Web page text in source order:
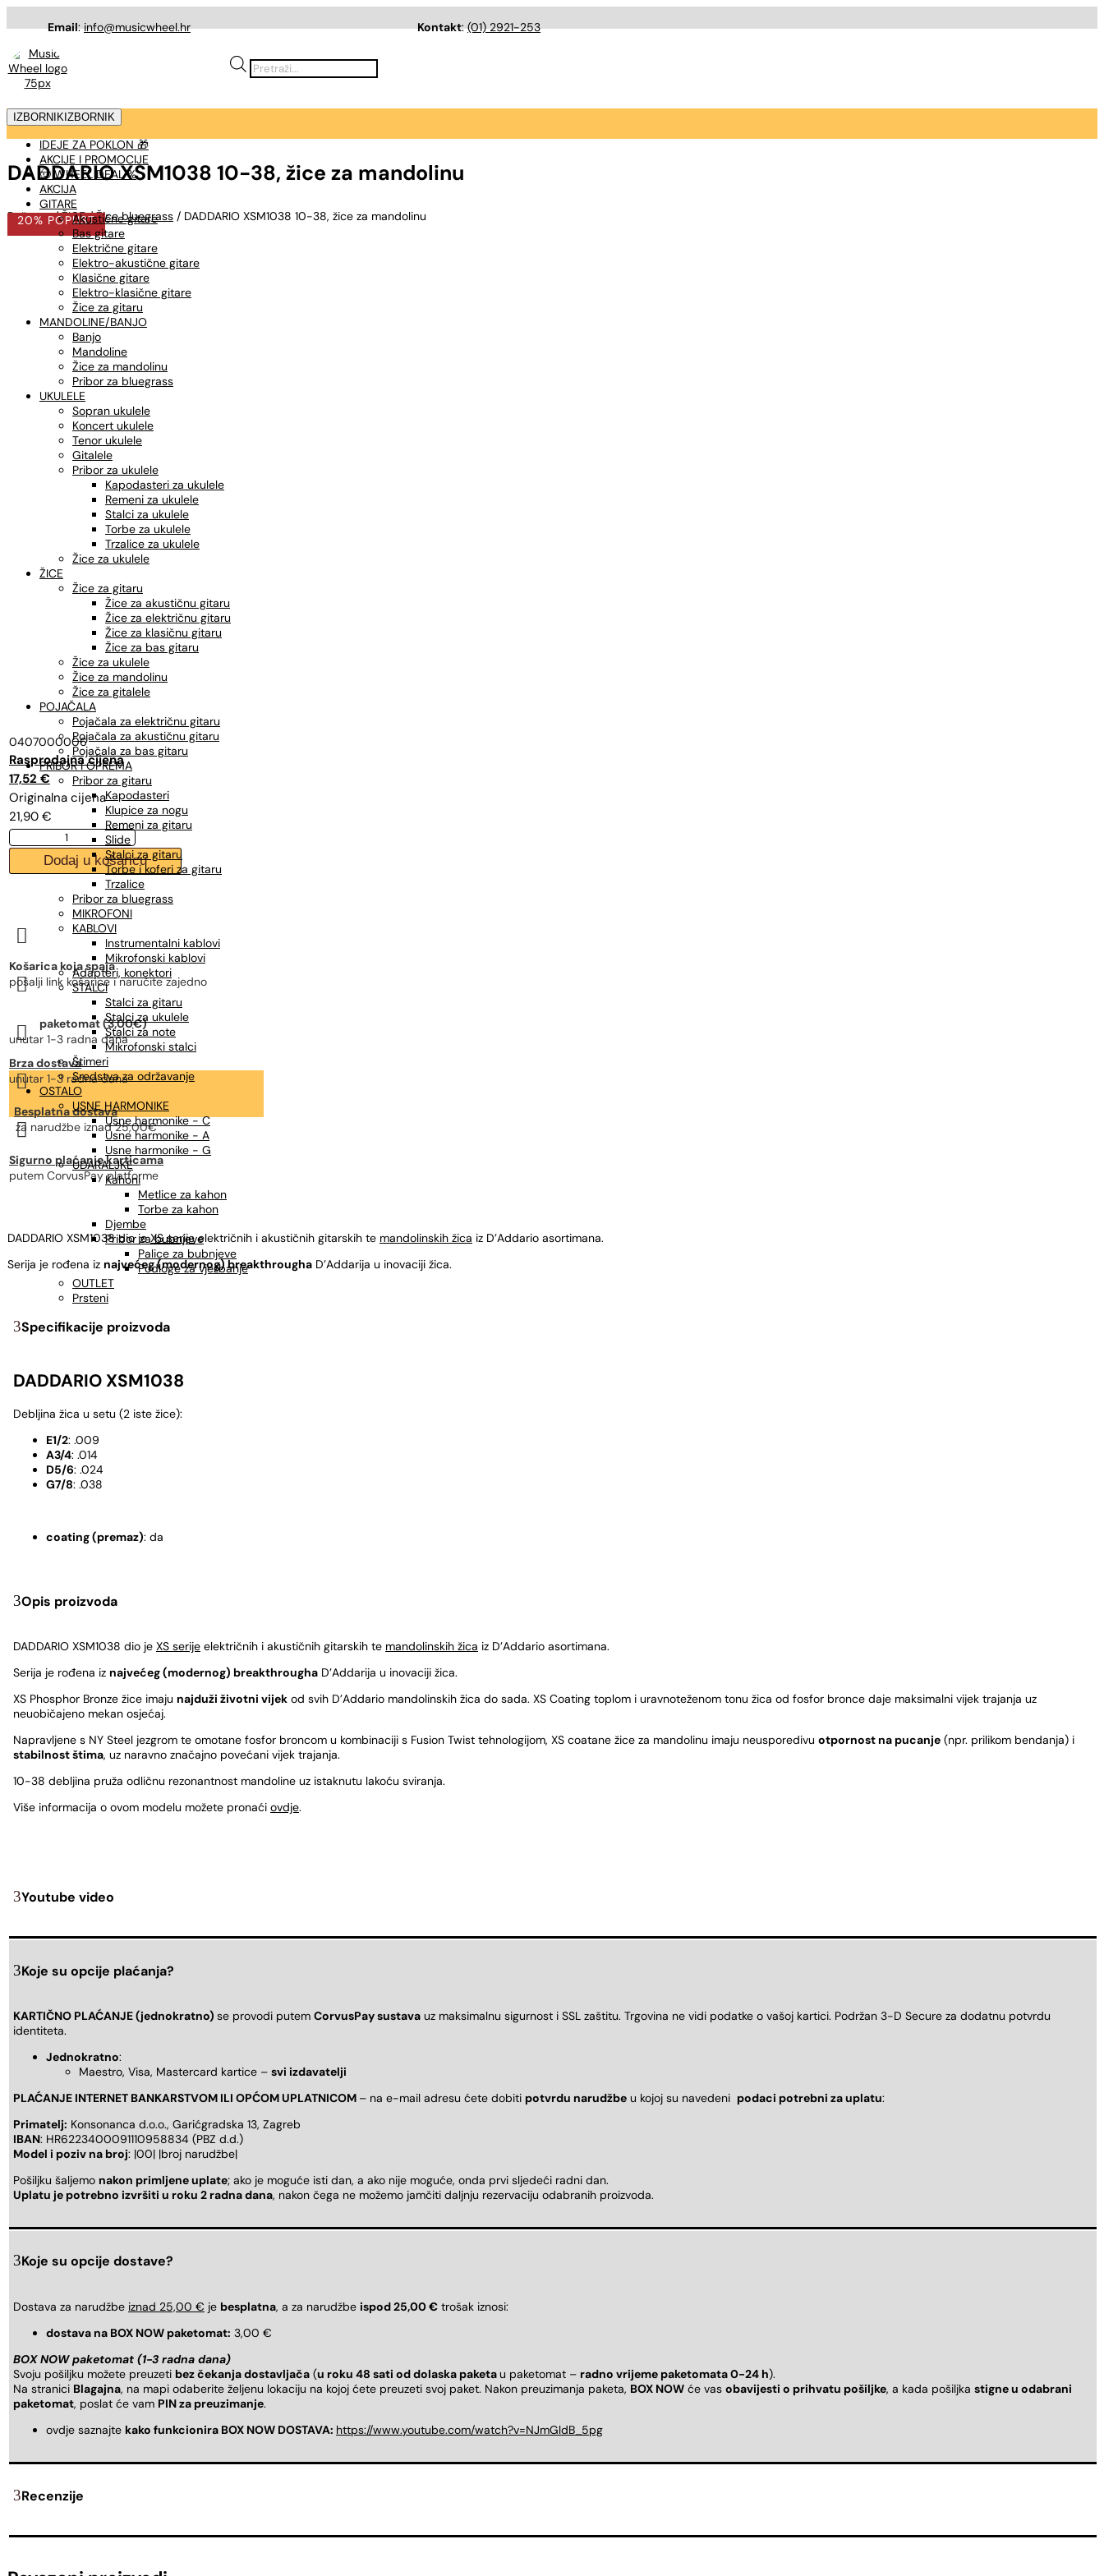
Email: info@musicwheel.hr Kontakt:(01) 2921-253
Products
search
IZBORNIK IZBORNIK
IDEJE ZA POKLON 🎁
AKCIJE I PROMOCIJE
🤠 WHEEL DEAL %
AKCIJA
GITARE
Akustične gitare
Bas gitare
Električne gitare
Elektro-akustične gitare
Klasične gitare
Elektro-klasične gitare
Žice za gitaru
MANDOLINE/BANJO
Banjo
Mandoline
Žice za mandolinu
Pribor za bluegrass
UKULELE
Sopran ukulele
Koncert ukulele
Tenor ukulele
Gitalele
Pribor za ukulele
Kapodasteri za ukulele
Remeni za ukulele
Stalci za ukulele
Torbe za ukulele
Trzalice za ukulele
Žice za ukulele
ŽICE
Žice za gitaru
Žice za akustičnu gitaru
Žice za električnu gitaru
Žice za klasičnu gitaru
Žice za bas gitaru
Žice za ukulele
Žice za mandolinu
Žice za gitalele
POJAČALA
Pojačala za električnu gitaru
Pojačala za akustičnu gitaru
Pojačala za bas gitaru
PRIBOR I OPREMA
Pribor za gitaru
Kapodasteri
Klupice za nogu
Remeni za gitaru
Slide
Stalci za gitaru
Torbe i koferi za gitaru
Trzalice
Pribor za bluegrass
MIKROFONI
KABLOVI
Instrumentalni kablovi
Mikrofonski kablovi
Adapteri, konektori
STALCI
Stalci za gitaru
Stalci za ukulele
Stalci za note
Mikrofonski stalci
Štimeri
Sredstva za održavanje
OSTALO
USNE HARMONIKE
Usne harmonike - C
Usne harmonike - A
Usne harmonike - G
UDARALJKE
Kahoni
Metlice za kahon
Torbe za kahon
Djembe
Pribor za bubnjeve
Palice za bubnjeve
Podloge za vježbanje
OUTLET
Prsteni
DADDARIO XSM1038 10-38, žice za mandolinu
Početna/ŽICE/Žice bluegrass / DADDARIO XSM1038 10-38, žice za mandolinu
20% POPUST
0407000006
21,90 €
Izvorna
cijena
bila
je:
21,90 €.
17,52 €
Trenutna
cijena
je:
17,52 €.
DADDARIO
XSM1038
mandolinu
količina
Dodaj u košaricu

Košarica koja spaja
pošalji link košarice i naručite zajedno

paketomat (3,00€)
unutar 1-3 radna dana

Brza dostava
unutar 1-3 radna dana

Besplatna dostava
za narudžbe iznad 25,00€

Sigurno plaćanje karticama
putem CorvusPay platforme
DADDARIO XSM1038 dio jeXS serijeelektričnih i akustičnih gitarskih te mandolinskih žica iz D’Addario asortimana.
Serija je rođena iz najvećeg (modernog) breakthrougha D’Addarija u inovaciji žica.
Specifikacije proizvoda
DADDARIO XSM1038
Debljina žica u setu (2 iste žice):
E1/2: .009
A3/4: .014
D5/6: .024
G7/8: .038
coating (premaz): da
Opis proizvoda
DADDARIO XSM1038 dio je XS serije električnih i akustičnih gitarskih te mandolinskih žica iz D’Addario asortimana.
Serija je rođena iz najvećeg (modernog) breakthrougha D’Addarija u inovaciji žica.
XS Phosphor Bronze žice imaju najduži životni vijek od svih D’Addario mandolinskih žica do sada. XS Coating toplom i uravnoteženom tonu žica od fosfor bronce daje maksimalni vijek trajanja uz
neuobičajeno mekan osjećaj.
Napravljene s NY Steel jezgrom te omotane fosfor broncom u kombinaciji s Fusion Twist tehnologijom, XS coatane žice za mandolinu imaju neusporedivu otpornost na pucanje (npr. prilikom bendanja) i
stabilnost štima, uz naravno značajno povećani vijek trajanja.
10-38 debljina pruža odličnu rezonantnost mandoline uz istaknutu lakoću sviranja.
Više informacija o ovom modelu možete pronaći ovdje.
Youtube video
Koje su opcije plaćanja?
KARTIČNO PLAĆANJE (jednokratno) se provodi putem CorvusPay sustava uz maksimalnu sigurnost i SSL zaštitu. Trgovina ne vidi podatke o vašoj kartici. Podržan 3-D Secure za dodatnu potvrdu
identiteta.
Jednokratno:
Maestro, Visa, Mastercard kartice – svi izdavatelji
PLAĆANJE INTERNET BANKARSTVOM ILI OPĆOM UPLATNICOM – na e-mail adresu ćete dobiti potvrdu narudžbe u kojoj su navedeni podaci potrebni za uplatu:
Primatelj: Konsonanca d.o.o., Garićgradska 13, Zagreb
IBAN: HR6223400091110958834 (PBZ d.d.)
Model i poziv na broj: |00| |broj narudžbe|
Pošiljku šaljemo nakon primljene uplate; ako je moguće isti dan, a ako nije moguće, onda prvi sljedeći radni dan.
Uplatu je potrebno izvršiti u roku 2 radna dana, nakon čega ne možemo jamčiti daljnju rezervaciju odabranih proizvoda.
Koje su opcije dostave?
Dostava za narudžbe iznad 25,00 € je besplatna, a za narudžbe ispod 25,00 € trošak iznosi:
dostava na BOX NOW paketomat: 3,00 €
BOX NOW paketomat (1-3 radna dana)
Svoju pošiljku možete preuzeti bez čekanja dostavljača (u roku 48 sati od dolaska paketau paketomat – radno vrijeme paketomata 0-24 h).
Na stranici Blagajna, na mapi odaberite željenu lokaciju na kojoj ćete preuzeti svoj paket. Nakon preuzimanja paketa, BOX NOW će vas obavijesti o prihvatu pošiljke, a kada pošiljka stigne u odabrani
paketomat, poslat će vam PIN za preuzimanje.
ovdje saznajte kako funkcionira BOX NOW DOSTAVA: https://www.youtube.com/watch?v=NJmGldB_5pg
Recenzije